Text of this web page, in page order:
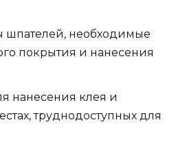
шпателей, необходимые
покрытия и нанесения
нанесения клея и
труднодоступных для